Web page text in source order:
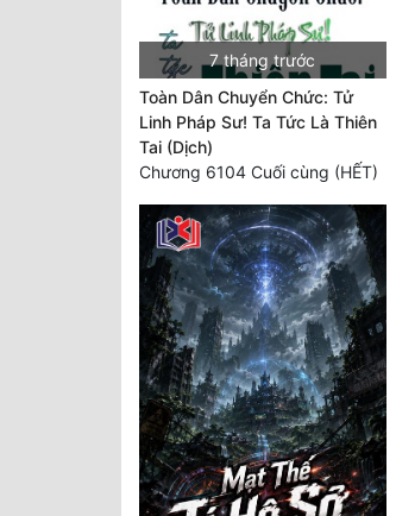
7 tháng trước
Toàn Dân Chuyển Chức: Tử
Linh Pháp Sư! Ta Tức Là Thiên
Tai (Dịch)
Chương 6104 Cuối cùng (HẾT)